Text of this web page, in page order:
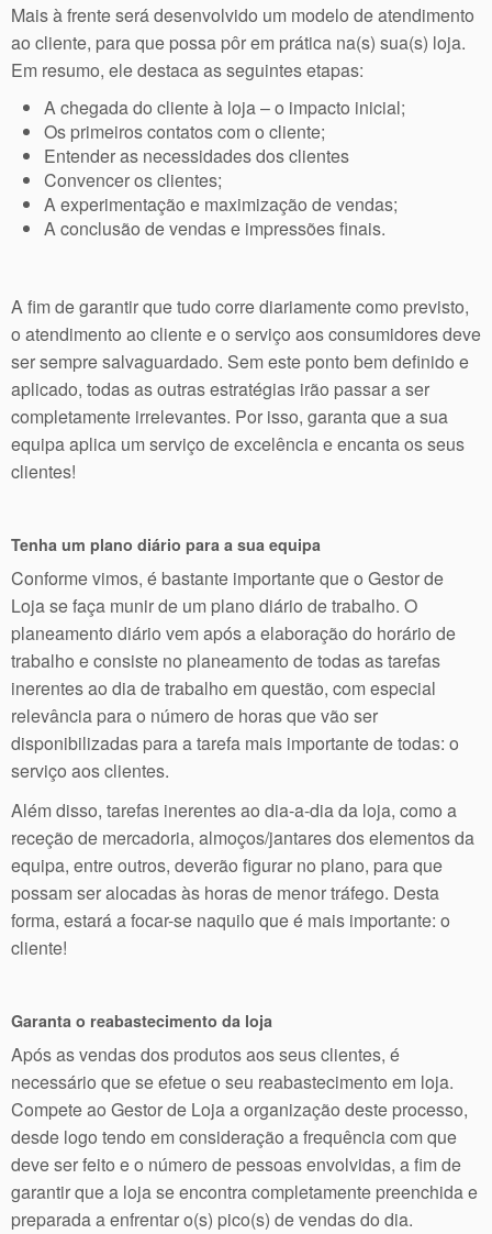
Mais à frente será desenvolvido um modelo de atendimento
ao cliente, para que possa pôr em prática na(s) sua(s) loja.
Em resumo, ele destaca as seguintes etapas:
A chegada do cliente à loja – o impacto inicial;
Os primeiros contatos com o cliente;
Entender as necessidades dos clientes
Convencer os clientes;
A experimentação e maximização de vendas;
A conclusão de vendas e impressões finais.
A fim de garantir que tudo corre diariamente como previsto,
o atendimento ao cliente e o serviço aos consumidores deve
ser sempre salvaguardado. Sem este ponto bem definido e
aplicado, todas as outras estratégias irão passar a ser
completamente irrelevantes. Por isso, garanta que a sua
equipa aplica um serviço de excelência e encanta os seus
clientes!
Tenha um plano diário para a sua equipa
Conforme vimos, é bastante importante que o Gestor de
Loja se faça munir de um plano diário de trabalho. O
planeamento diário vem após a elaboração do horário de
trabalho e consiste no planeamento de todas as tarefas
inerentes ao dia de trabalho em questão, com especial
relevância para o número de horas que vão ser
disponibilizadas para a tarefa mais importante de todas: o
serviço aos clientes.
Além disso, tarefas inerentes ao dia-a-dia da loja, como a
receção de mercadoria, almoços/jantares dos elementos da
equipa, entre outros, deverão figurar no plano, para que
possam ser alocadas às horas de menor tráfego. Desta
forma, estará a focar-se naquilo que é mais importante: o
cliente!
Garanta o reabastecimento da loja
Após as vendas dos produtos aos seus clientes, é
necessário que se efetue o seu reabastecimento em loja.
Compete ao Gestor de Loja a organização deste processo,
desde logo tendo em consideração a frequência com que
deve ser feito e o número de pessoas envolvidas, a fim de
garantir que a loja se encontra completamente preenchida e
preparada a enfrentar o(s) pico(s) de vendas do dia.